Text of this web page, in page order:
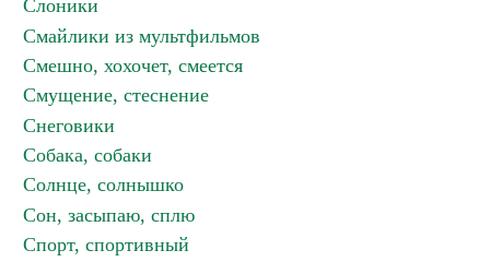
Слоники
Смайлики из мультфильмов
Смешно, хохочет, смеется
Смущение, стеснение
Снеговики
Собака, собаки
Солнце, солнышко
Сон, засыпаю, сплю
Спорт, спортивный